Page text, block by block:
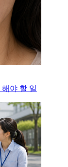
야 할 일